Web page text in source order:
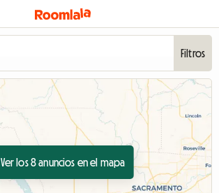
Filtros
Ver los 8 anuncios en el mapa